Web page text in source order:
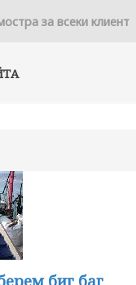
за всеки клиент
биг баг